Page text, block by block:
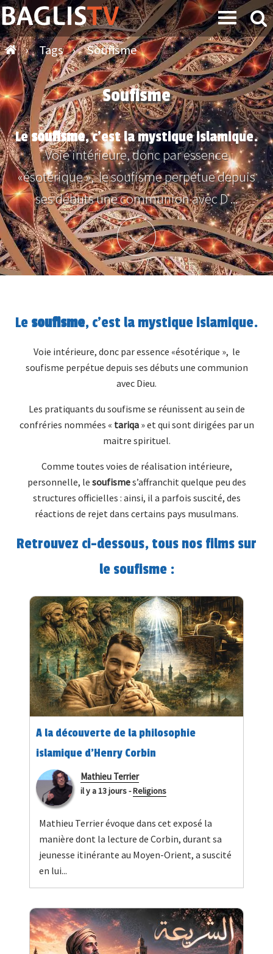
› Tags › Soufisme
Soufisme
Lesoufisme, c’est la mystique islamique.
Voie intérieure, donc par essence
«ésotérique », le soufisme perpétue depuis
ses débuts une communion avec D ...
Plus d'info
Le soufisme, c’est la mystique islamique.
Voie intérieure, donc par essence «ésotérique », le
soufisme perpétue depuis ses débuts une communion
avec Dieu.
Les pratiquants du soufisme se réunissent au sein de
confréries nommées « tariqa » et qui sont dirigées par un
maitre spirituel.
Comme toutes voies de réalisation intérieure,
personnelle, le soufismes’affranchit quelque peu des
structures officielles : ainsi, il a parfois suscité, des
réactions de rejet dans certains pays musulmans.
Retrouvez ci-dessous, tous nos films sur
le soufisme :
A la découverte de la philosophie
islamique d’Henry Corbin
Mathieu Terrier
il y a 13 jours-Religions
Mathieu Terrier évoque dans cet exposé la
manière dont la lecture de Corbin, durant sa
jeunesse itinérante au Moyen-Orient, a suscité
en lui...